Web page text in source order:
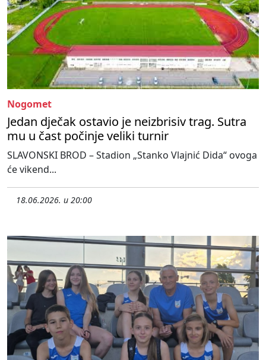
Nogomet
Jedan dječak ostavio je neizbrisiv trag. Sutra
mu u čast počinje veliki turnir
SLAVONSKI BROD – Stadion „Stanko Vlajnić Dida“ ovoga
će vikend...
18.06.2026. u 20:00